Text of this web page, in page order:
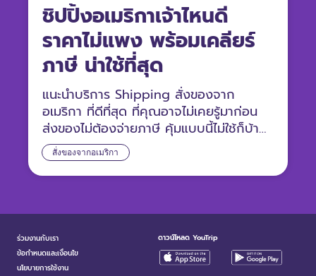
สั่งของจากอเมริกา
ชิปปิ้งอเมริกาเจ้าไหนดี
ราคาไม่แพง พร้อมเคลียร์
ภาษี น่าใช้ที่สุด
แนะนำบริการ Shipping สั่งของจาก
อเมริกา ที่ดีที่สุด ที่คุณอาจไม่เคยรู้มาก่อน
ส่งของไม่ต้องจ่ายภาษี คุ้มแบบนี้ไม่ใช้ก็บ้า
แล้ว
ร่วมงานกับเรา
ข้อกำหนดและเงื่อนไข
นโยบายการใช้งาน
ดาวน์โหลด YouTrip